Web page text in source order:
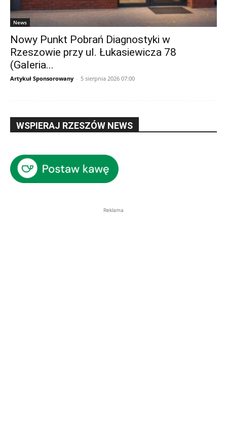
News
Nowy Punkt Pobrań Diagnostyki w
Rzeszowie przy ul. Łukasiewicza 78
(Galeria...
Artykuł Sponsorowany - 5 sierpnia 2026 07:00
WSPIERAJ RZESZÓW NEWS
Reklama